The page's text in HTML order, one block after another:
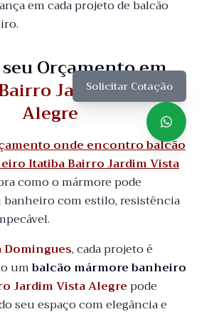
em cada projeto de balcão
Orçamento em
Jardim Vista
Alegre
onde encontro balcão
Itatiba Bairro Jardim Vista
como o mármore pode
com estilo, resistência
, cada projeto é
umbalcão mármore banheiro
Jardim Vista Alegrepode
seu espaço com elegância e
Solicitar Cotação